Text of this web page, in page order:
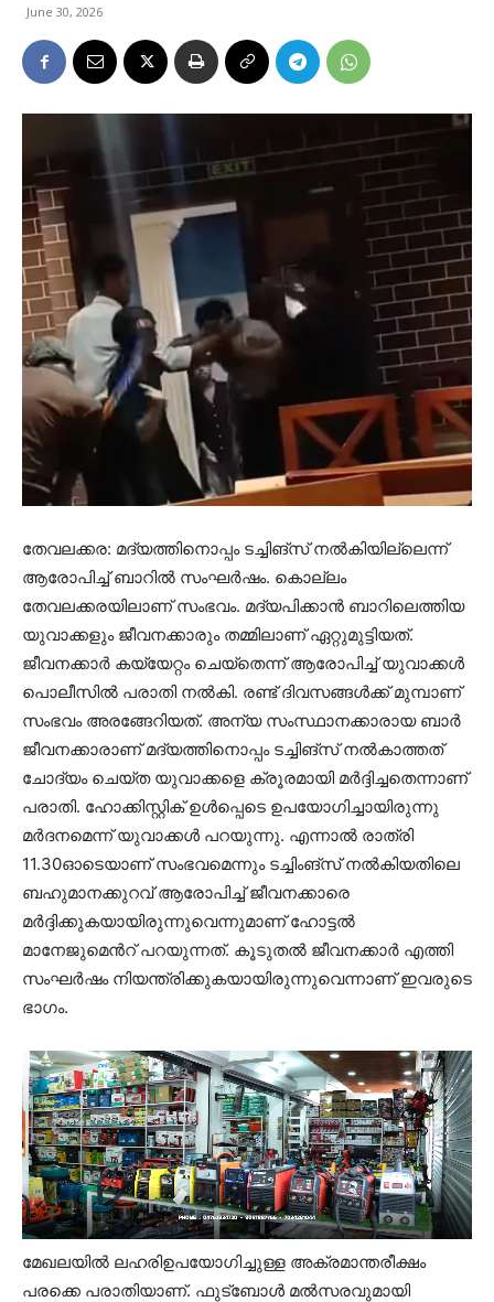
June 30, 2026
തേവലക്കര: മദ്യത്തിനൊപ്പം ടച്ചിങ്‌സ് നല്‍കിയില്ലെന്ന്
ആരോപിച്ച് ബാറിൽ സംഘര്‍ഷം. കൊല്ലം
തേവലക്കരയിലാണ് സംഭവം. മദ്യപിക്കാൻ ബാറിലെത്തിയ
യുവാക്കളും ജീവനക്കാരും തമ്മിലാണ് ഏറ്റുമുട്ടിയത്.
ജീവനക്കാര്‍ കയ്യേറ്റം ചെയ്തെന്ന് ആരോപിച്ച് യുവാക്കള്‍
പൊലീസില്‍ പരാതി നല്‍കി. രണ്ട് ദിവസങ്ങൾക്ക് മുമ്പാണ്
സംഭവം അരങ്ങേറിയത്. അന്യ സംസ്ഥാനക്കാരായ ബാർ
ജീവനക്കാരാണ് മദ്യത്തിനൊപ്പം ടച്ചിങ്സ് നൽകാത്തത്
ചോദ്യം ചെയ്ത യുവാക്കളെ ക്രൂരമായി മർദ്ദിച്ചതെന്നാണ്
പരാതി. ഹോക്കിസ്റ്റിക് ഉൾപ്പെടെ ഉപയോഗിച്ചായിരുന്നു
മർദനമെന്ന് യുവാക്കൾ പറയുന്നു. എന്നാല്‍ രാത്രി
11.30ഓടെയാണ് സംഭവമെന്നും ടച്ചിംങ്സ് നല്‍കിയതിലെ
ബഹുമാനക്കുറവ് ആരോപിച്ച് ജീവനക്കാരെ
മര്‍ദ്ദിക്കുകയായിരുന്നുവെന്നുമാണ് ഹോട്ടല്‍
മാനേജുമെന്‍റ് പറയുന്നത്. കൂടുതല്‍ ജീവനക്കാര്‍ എത്തി
സംഘര്‍ഷം നിയന്ത്രിക്കുകയായിരുന്നുവെന്നാണ് ഇവരുടെ
ഭാഗം.
മേഖലയില്‍ ലഹരിഉപയോഗിച്ചുള്ള അക്രമാന്തരീക്ഷം
പരക്കെ പരാതിയാണ്. ഫുട്ബോള്‍ മല്‍സരവുമായി